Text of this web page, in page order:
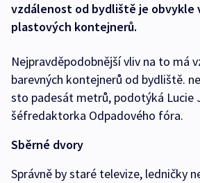
vzdálenost od bydliště je obvykle
plastových kontejnerů.
Nejpravděpodobnější vliv na to má
barevných kontejnerů od bydliště.
sto padesát metrů, podotýká Lucie
šéfredaktorka Odpadového fóra.
Sběrné dvory
Správně by staré televize, ledničky